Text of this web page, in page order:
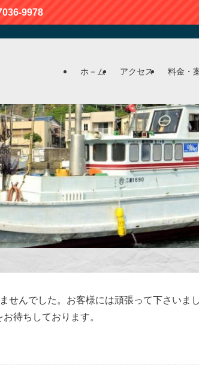
9978
ホ－ム アクセス 料金・
んでした。お客様には頑張って下さいま
待ちしております。